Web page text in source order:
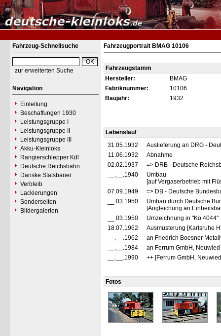
Fahrzeug-Schnellsuche
zur erweiterten Suche
Navigation
Einleitung
Beschaffungen 1930
Leistungsgruppe I
Leistungsgruppe II
Leistungsgruppe III
Akku-Kleinloks
Rangierschlepper Kdl
Deutsche Reichsbahn
Danske Statsbaner
Verbleib
Lackierungen
Sonderseiten
Bildergalerien
Fahrzeugportrait BMAG 10106
Fahrzeugstamm
Hersteller:
BMAG
Fabriknummer:
10106
Baujahr:
1932
Lebenslauf
31.05.1932
Auslieferung an DRG -
11.06.1932
Abnahme
02.02.1937
=> DRB - Deutsche
__.__.1940
Umbau
[auf Vergaserbetrieb mit
07.09.1949
=> DB - Deutsche
__.03.1950
Umbau durch Deutsche
[Angleichung an
__.03.1950
Umzeichnung in "Kö 4044"
18.07.1962
Ausmusterung [Karlsruhe
__.__.1962
an Friedrich Boesner
__.__.1984
an Ferrum GmbH,
__.__.1990
++ [Ferrum GmbH,
Fotos